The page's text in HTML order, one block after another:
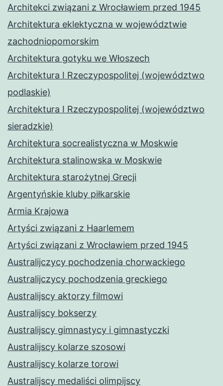
Architekci związani z Wrocławiem przed 1945
Architektura eklektyczna w województwie
zachodniopomorskim
Architektura gotyku we Włoszech
Architektura I Rzeczypospolitej (województwo
podlaskie)
Architektura I Rzeczypospolitej (województwo
sieradzkie)
Architektura socrealistyczna w Moskwie
Architektura stalinowska w Moskwie
Architektura starożytnej Grecji
Argentyńskie kluby piłkarskie
Armia Krajowa
Artyści związani z Haarlemem
Artyści związani z Wrocławiem przed 1945
Australijczycy pochodzenia chorwackiego
Australijczycy pochodzenia greckiego
Australijscy aktorzy filmowi
Australijscy bokserzy
Australijscy gimnastycy i gimnastyczki
Australijscy kolarze szosowi
Australijscy kolarze torowi
Australijscy medaliści olimpijscy